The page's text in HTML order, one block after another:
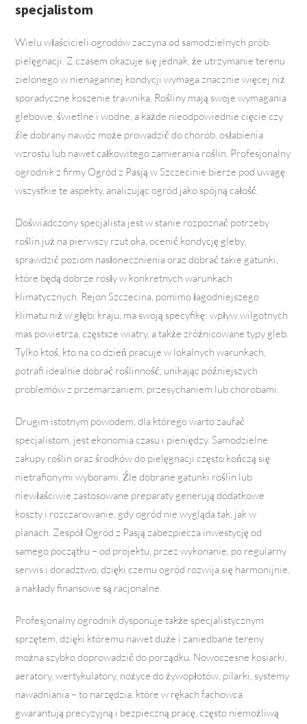
specjalistom
Wielu właścicieli ogrodów zaczyna od samodzielnych prób
pielęgnacji. Z czasem okazuje się jednak, że utrzymanie terenu
zielonego w nienagannej kondycji wymaga znacznie więcej niż
sporadyczne koszenie trawnika. Rośliny mają swoje wymagania
glebowe, świetlne i wodne, a każde nieodpowiednie cięcie czy
źle dobrany nawóz może prowadzić do chorób, osłabienia
wzrostu lub nawet całkowitego zamierania roślin. Profesjonalny
ogrodnik z firmy Ogród z Pasją w Szczecinie bierze pod uwagę
wszystkie te aspekty, analizując ogród jako spójną całość.
Doświadczony specjalista jest w stanie rozpoznać potrzeby
roślin już na pierwszy rzut oka, ocenić kondycję gleby,
sprawdzić poziom nasłonecznienia oraz dobrać takie gatunki,
które będą dobrze rosły w konkretnych warunkach
klimatycznych. Rejon Szczecina, pomimo łagodniejszego
klimatu niż w głębi kraju, ma swoją specyfikę: wpływ wilgotnych
mas powietrza, częstsze wiatry, a także zróżnicowane typy gleb.
Tylko ktoś, kto na co dzień pracuje w lokalnych warunkach,
potrafi idealnie dobrać roślinność, unikając późniejszych
problemów z przemarzaniem, przesychaniem lub chorobami.
Drugim istotnym powodem, dla którego warto zaufać
specjalistom, jest ekonomia czasu i pieniędzy. Samodzielne
zakupy roślin oraz środków do pielęgnacji często kończą się
nietrafionymi wyborami. Źle dobrane gatunki roślin lub
niewłaściwie zastosowane preparaty generują dodatkowe
koszty i rozczarowanie, gdy ogród nie wygląda tak, jak w
planach. Zespół Ogród z Pasją zabezpiecza inwestycję od
samego początku – od projektu, przez wykonanie, po regularny
serwis i doradztwo, dzięki czemu ogród rozwija się harmonijnie,
a nakłady finansowe są racjonalne.
Profesjonalny ogrodnik dysponuje także specjalistycznym
sprzętem, dzięki któremu nawet duże i zaniedbane tereny
można szybko doprowadzić do porządku. Nowoczesne kosiarki,
aeratory, wertykulatory, nożyce do żywopłotów, pilarki, systemy
nawadniania – to narzędzia, które w rękach fachowca
gwarantują precyzyjną i bezpieczną pracę, często niemożliwą